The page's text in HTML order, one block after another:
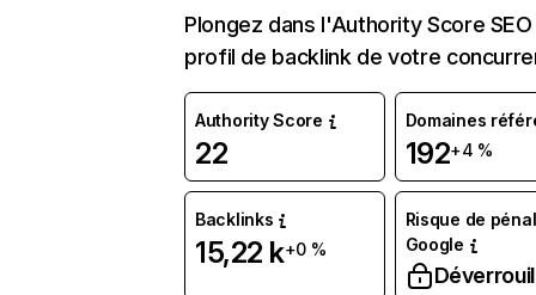
Plongez dans l'Authority Score
profil de backlink de votre
Authority Score
22
Domaines
192+4 %
Backlinks
15,22 k+0 %
Risque de
Google